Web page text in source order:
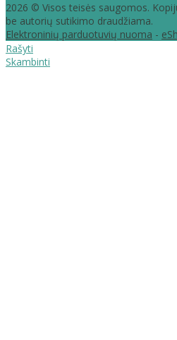
2026 © Visos teisės saugomos.
be autorių sutikimo draudžiama.
Elektroninių parduotuvių nuoma -
Rašyti
Skambinti